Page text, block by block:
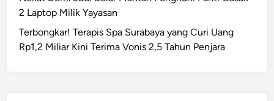
2 Laptop Milik Yayasan
Terbongkar! Terapis Spa Surabaya yang Curi Uang
Rp1,2 Miliar Kini Terima Vonis 2,5 Tahun Penjara